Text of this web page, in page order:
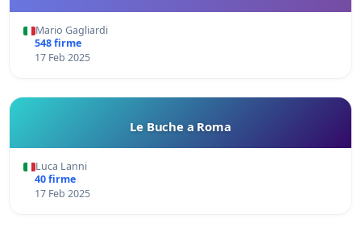
Mario Gagliardi
548 firme
17 Feb 2025
Le Buche a Roma
Luca Lanni
40 firme
17 Feb 2025